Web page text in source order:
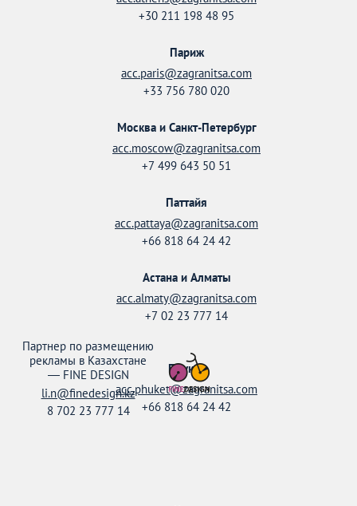
+30 211 198 48 95
Париж
acc.paris@zagranitsa.com
+33 756 780 020
Москва и Санкт-Петербург
acc.moscow@zagranitsa.com
+7 499 643 50 51
Паттайя
acc.pattaya@zagranitsa.com
+66 818 64 24 42
Астана и Алматы
acc.almaty@zagranitsa.com
+7 02 23 777 14
Партнер по размещению
рекламы в Казахстане
— FINE DESIGN
li.n@finedesign.kz
8 702 23 777 14
Пхукет
acc.phuket@zagranitsa.com
+66 818 64 24 42